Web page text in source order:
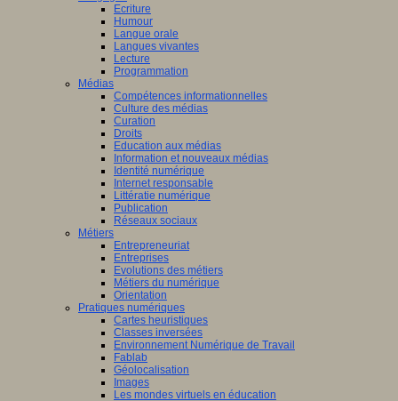
Ecriture
Humour
Langue orale
Langues vivantes
Lecture
Programmation
Médias
Compétences informationnelles
Culture des médias
Curation
Droits
Education aux médias
Information et nouveaux médias
Identité numérique
Internet responsable
Littératie numérique
Publication
Réseaux sociaux
Métiers
Entrepreneuriat
Entreprises
Evolutions des métiers
Métiers du numérique
Orientation
Pratiques numériques
Cartes heuristiques
Classes inversées
Environnement Numérique de Travail
Fablab
Géolocalisation
Images
Les mondes virtuels en éducation